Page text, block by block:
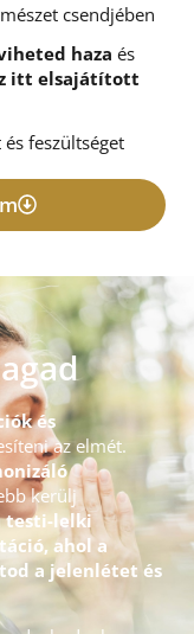
csendjében
haza és
itt elsajátított
feszültséget
és
az elmét.
kerülj
testi-lelki
ahol a
a jelenlétet és